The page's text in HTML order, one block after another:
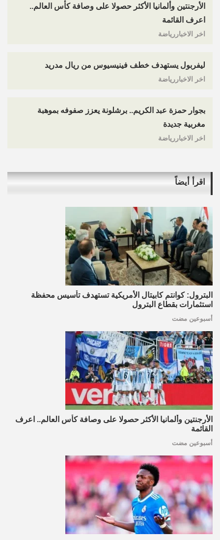
الأرجنتين وألمانيا الأكثر حصولا على وصافة كأس العالم..
اعرف القائمة
اخر الاخباررياضة
ليفربول يستهدف خطف فينيسيوس من ريال مدريد
اخر الاخباررياضة
بجوار حمزة عبد الكريم.. برشلونة يعزز صفوفه بموهبة
مغربية جديدة
اخر الاخباررياضة
اقرأ أيضاً
البترول: كوانتم كابيتال الأمريكية تستهدف تأسيس محفظة
استثمارات بقطاع البترول
أسبوعين مضت
الأرجنتين وألمانيا الأكثر حصولا على وصافة كأس العالم.. اعرف
القائمة
أسبوعين مضت